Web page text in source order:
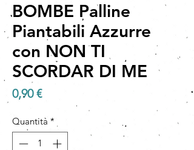
BOMBE Palline
Piantabili Azzurre
con NON TI
SCORDAR DI ME
0,90 €Prezzo
Quantità *